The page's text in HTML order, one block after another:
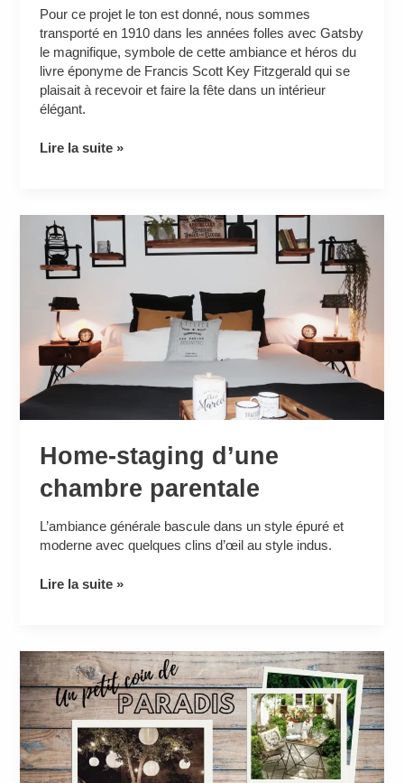
Pour ce projet le ton est donné, nous sommes
transporté en 1910 dans les années folles avec Gatsby
le magnifique, symbole de cette ambiance et héros du
livre éponyme de Francis Scott Key Fitzgerald qui se
plaisait à recevoir et faire la fête dans un intérieur
élégant.
Lire la suite »
Home-staging d’une
chambre parentale
L’ambiance générale bascule dans un style épuré et
moderne avec quelques clins d’œil au style indus.
Home-
staging
d’une
chambre
parentale
Lire la suite »
Envie
de
transformer
votre
terrasse
en
p’tit